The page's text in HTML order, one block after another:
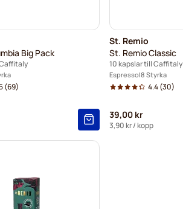
Big Pack
(69)
St. Remio
St. Remio Classic
10 kapslar till Caffitaly
Espresso 8 Styrka
4.4(30)
39,00 kr
3,90 kr/ kopp